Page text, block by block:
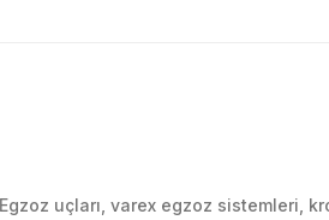
uçları, varex egzoz sistemleri,